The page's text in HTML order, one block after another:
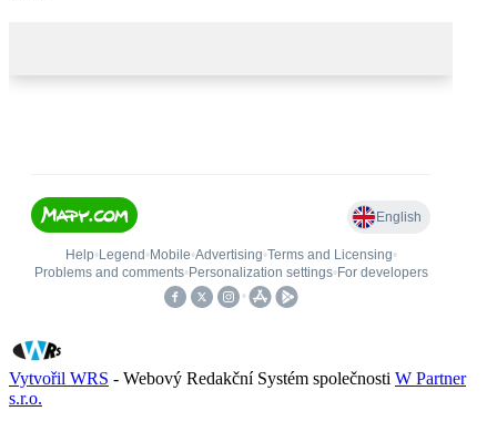
Vytvořil WRS - Webový Redakční Systém společnosti W Partner
s.r.o.